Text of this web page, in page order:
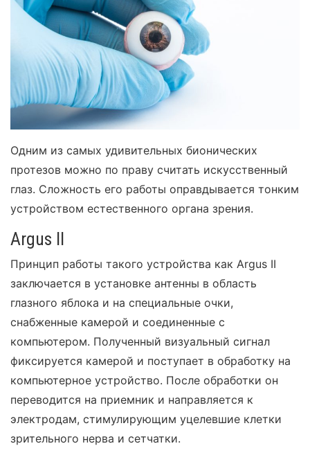
Одним из самых удивительных бионических
протезов можно по праву считать искусственный
глаз. Сложность его работы оправдывается тонким
устройством естественного органа зрения.
Argus II
Принцип работы такого устройства как Argus II
заключается в установке антенны в область
глазного яблока и на специальные очки,
снабженные камерой и соединенные с
компьютером. Полученный визуальный сигнал
фиксируется камерой и поступает в обработку на
компьютерное устройство. После обработки он
переводится на приемник и направляется к
электродам, стимулирующим уцелевшие клетки
зрительного нерва и сетчатки.